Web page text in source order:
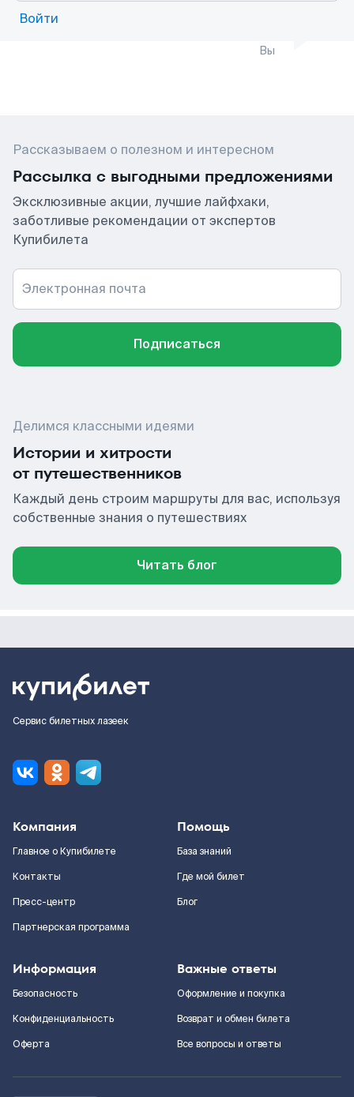
Войти
Вы
Рассказываем о полезном и интересном
Рассылка с выгодными предложениями
Эксклюзивные акции, лучшие лайфхаки,
заботливые рекомендации от экспертов
Купибилета
Электронная почта
Подписаться
Делимся классными идеями
Истории и хитрости
от путешественников
Каждый день строим маршруты для вас, используя
собственные знания о путешествиях
Читать блог
Сервис билетных лазеек
Компания
Главное о Купибилете
Контакты
Пресс-центр
Партнерская программа
Помощь
База знаний
Где мой билет
Блог
Информация
Безопасность
Конфиденциальность
Оферта
Важные ответы
Оформление и покупка
Возврат и обмен билета
Все вопросы и ответы